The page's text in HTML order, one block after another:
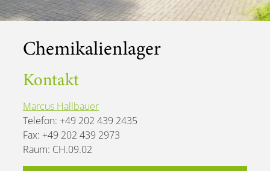
Chemikalienlager
Kontakt
Marcus Hallbauer
Telefon: +49 202 439 2435
Fax: +49 202 439 2973
Raum: CH.09.02